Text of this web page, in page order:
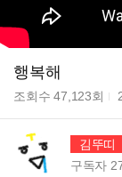
행복해
조회수47,123회
김뚜띠
구독자